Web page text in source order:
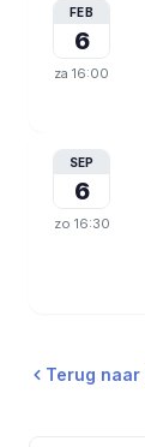
FEB
6
za 16:00
SEP
6
zo 16:30
Terug naar